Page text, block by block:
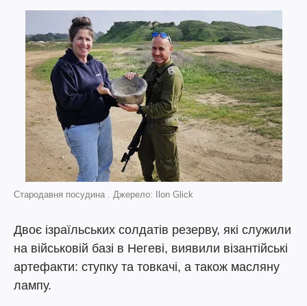
Стародавня посудина . Джерело: Ilon Glick
Двоє ізраїльських солдатів резерву, які служили
на військовій базі в Негеві, виявили візантійські
артефакти: ступку та товкачі, а також масляну
лампу.